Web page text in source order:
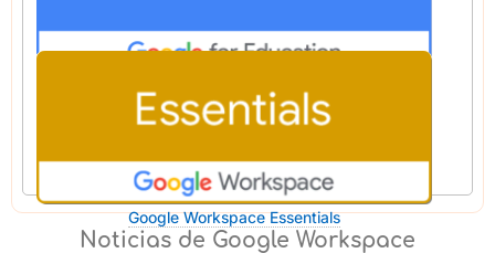
Google Workspace for Education
Google Workspace Essentials
Noticias de Google Workspace